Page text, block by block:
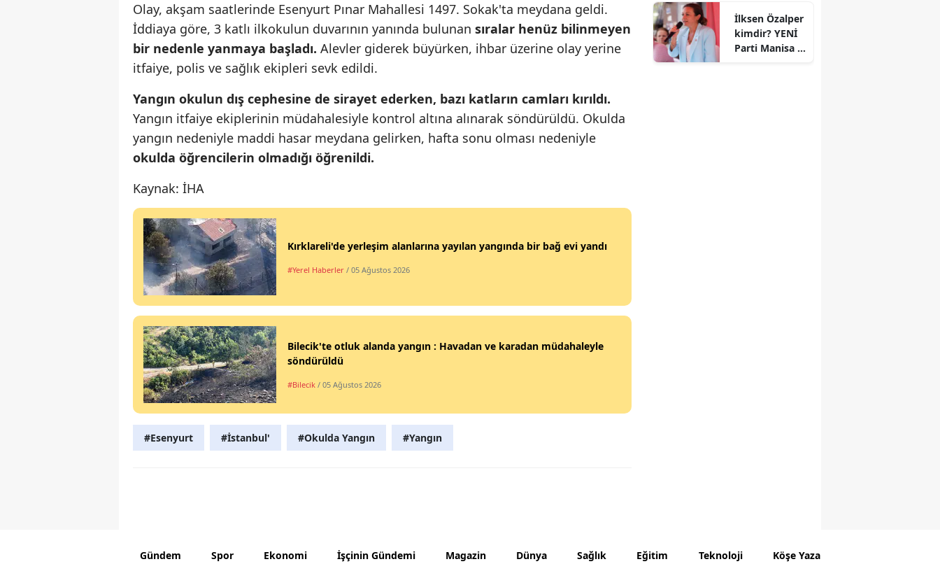
Erzincan
Erzurum
Gaziantep
Giresun
Hatay
Isparta
Mersin
Kars
Kayseri
Kırklareli
Kütahya
Olay, akşam saatlerinde Esenyurt Pınar Mahallesi 1497. Sokak'ta meydana geldi.
İddiaya göre, 3 katlı ilkokulun duvarının yanında bulunan sıralar henüz bilinmeyen
bir nedenle yanmaya başladı. Alevler giderek büyürken, ihbar üzerine olay yerine
itfaiye, polis ve sağlık ekipleri sevk edildi.
Yangın okulun dış cephesine de sirayet ederken, bazı katların camları kırıldı.
Yangın itfaiye ekiplerinin müdahalesiyle kontrol altına alınarak söndürüldü. Okulda
yangın nedeniyle maddi hasar meydana gelirken, hafta sonu olması nedeniyle
okulda öğrencilerin olmadığı öğrenildi.
Kaynak: İHA
Kırklareli'de yerleşim alanlarına yayılan yangında bir bağ evi yandı
#Yerel Haberler / 05 Ağustos 2026
Bilecik'te otluk alanda yangın : Havadan ve karadan müdahaleyle
söndürüldü
#Bilecik / 05 Ağustos 2026
#Esenyurt #İstanbul' #Okulda Yangın #Yangın
İlksen Özalper
kimdir? YENİ
Parti Manisa İl
Gündem Spor Ekonomi İşçinin Gündemi Magazin Dünya Sağlık Eğitim Teknoloji Köşe Yazarları